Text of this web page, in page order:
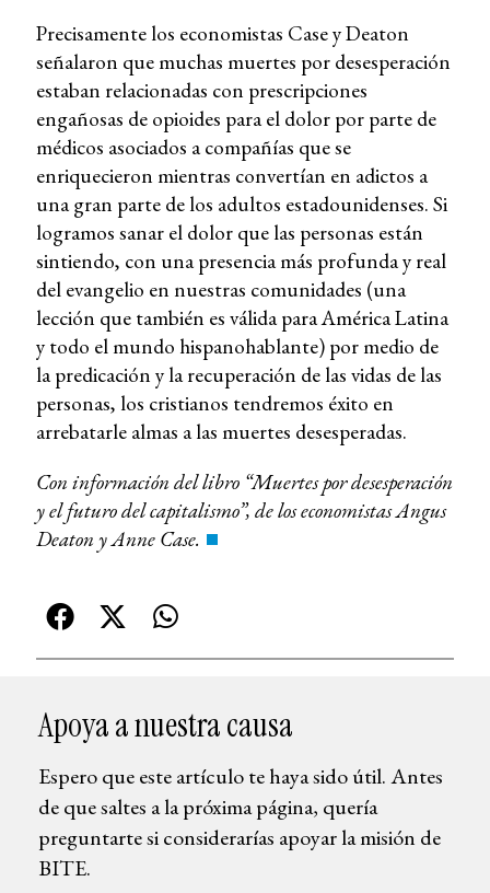
Precisamente los economistas Case y Deaton
señalaron que muchas muertes por desesperación
estaban relacionadas con prescripciones
engañosas de opioides para el dolor por parte de
médicos asociados a compañías que se
enriquecieron mientras convertían en adictos a
una gran parte de los adultos estadounidenses. Si
logramos sanar el dolor que las personas están
sintiendo, con una presencia más profunda y real
del evangelio en nuestras comunidades (una
lección que también es válida para América Latina
y todo el mundo hispanohablante) por medio de
la predicación y la recuperación de las vidas de las
personas, los cristianos tendremos éxito en
arrebatarle almas a las muertes desesperadas.
Con información del libro “Muertes por desesperación
y el futuro del capitalismo”, de los economistas Angus
Deaton y Anne Case.
Apoya a nuestra causa
Espero que este artículo te haya sido útil. Antes
de que saltes a la próxima página, quería
preguntarte si considerarías apoyar la misión de
BITE.